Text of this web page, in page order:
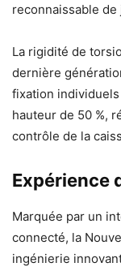
reconnaissable
La rigidité de
dernière
fixation
hauteur de 50 %,
contrôle de la
Expérience
Marquée par un
connecté, la
ingénierie